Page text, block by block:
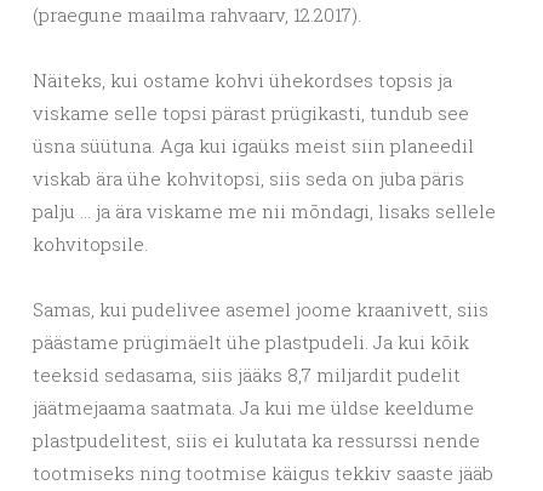
(praegune maailma rahvaarv, 12.2017).
Näiteks, kui ostame kohvi ühekordses topsis ja
viskame selle topsi pärast prügikasti, tundub see
üsna süütuna. Aga kui igaüks meist siin planeedil
viskab ära ühe kohvitopsi, siis seda on juba päris
palju … ja ära viskame me nii mõndagi, lisaks sellele
kohvitopsile.
Samas, kui pudelivee asemel joome kraanivett, siis
päästame prügimäelt ühe plastpudeli. Ja kui kõik
teeksid sedasama, siis jääks 8,7 miljardit pudelit
jäätmejaama saatmata. Ja kui me üldse keeldume
plastpudelitest, siis ei kulutata ka ressurssi nende
tootmiseks ning tootmise käigus tekkiv saaste jääb